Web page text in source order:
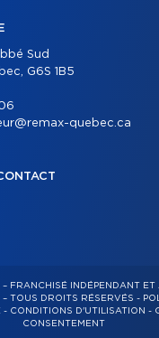
Sud
G6S 1B5
quebec.ca
FRANCHISÉ INDÉPENDANT ET
TOUS DROITS RÉSERVÉS -
- CONDITIONS D'UTILISATION -
CONSENTEMENT